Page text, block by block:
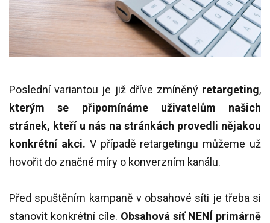
Poslední variantou je již dříve zmíněný retargeting,
kterým se připomínáme uživatelům našich
stránek, kteří u nás na stránkách provedli nějakou
konkrétní akci. V případě retargetingu můžeme už
hovořit do značné míry o konverzním kanálu.
Před spuštěním kampaně v obsahové síti je třeba si
stanovit konkrétní cíle. Obsahová síť NENÍ primárně